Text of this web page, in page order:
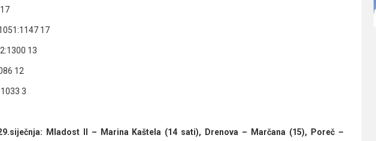
17
13
12
3
29.siječnja: Mladost II – Marina Kaštela (14 sati), Drenova – Marčana (15), Poreč –